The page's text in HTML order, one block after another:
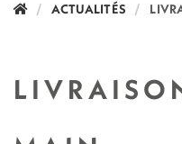
ACTUALITÉS